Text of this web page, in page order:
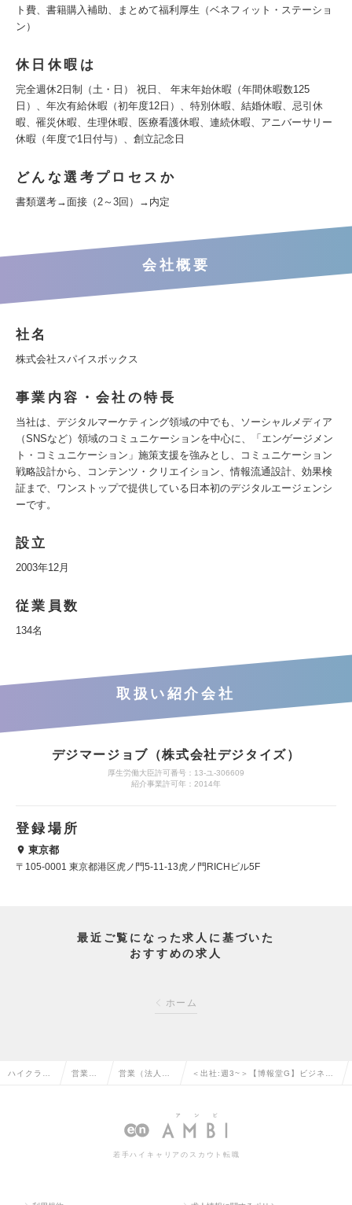
ト費、書籍購入補助、まとめて福利厚生（ベネフィット・ステーショ
ン）
休日休暇は
完全週休2日制（土・日） 祝日、 年末年始休暇（年間休暇数125
日）、年次有給休暇（初年度12日）、特別休暇、結婚休暇、忌引休
暇、罹災休暇、生理休暇、医療看護休暇、連続休暇、アニバーサリー
休暇（年度で1日付与）、創立記念日
どんな選考プロセスか
書類選考→面接（2～3回）→内定
会社概要
社名
株式会社スパイスボックス
事業内容・会社の特長
当社は、デジタルマーケティング領域の中でも、ソーシャルメディア
（SNSなど）領域のコミュニケーションを中心に、「エンゲージメン
ト・コミュニケーション」施策支援を強みとし、コミュニケーション
戦略設計から、コンテンツ・クリエイション、情報流通設計、効果検
証まで、ワンストップで提供している日本初のデジタルエージェンシ
ーです。
設立
2003年12月
従業員数
134名
取扱い紹介会社
デジマージョブ（株式会社デジタイズ）
厚生労働大臣許可番号：13-ユ-306609
紹介事業許可年：2014年
登録場所
東京都
〒105-0001 東京都港区虎ノ門5-11-13虎ノ門RICHビル5F
最近ご覧になった求人に基づいた
おすすめの求人
ホーム
ハイクラス 営業系 営業（法人向 ＜出社:週3~＞【博報堂G】ビジネス
若手ハイキャリアのスカウト転職